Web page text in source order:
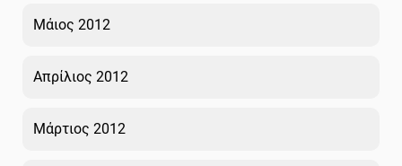
Μάιος 2012
Απρίλιος 2012
Μάρτιος 2012